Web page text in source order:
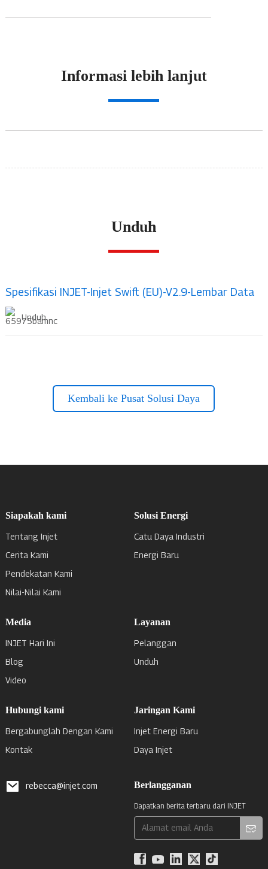
Informasi lebih lanjut
Unduh
Spesifikasi INJET-Injet Swift (EU)-V2.9-Lembar Data
Unduh
Kembali ke Pusat Solusi Daya
Siapakah kami
Tentang Injet
Cerita Kami
Pendekatan Kami
Nilai-Nilai Kami
Solusi Energi
Catu Daya Industri
Energi Baru
Media
INJET Hari Ini
Blog
Video
Layanan
Pelanggan
Unduh
Hubungi kami
Bergabunglah Dengan Kami
Kontak
Jaringan Kami
Injet Energi Baru
Daya Injet
rebecca@injet.com Berlangganan
Dapatkan berita terbaru dari INJET